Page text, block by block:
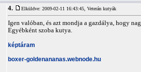
4. Elküldve: 2009-02-11 16:43:45, Veterán kutyák
Igen valóban, és azt mondja a gazdálya, hogy
Egyébként szoba kutya.
képtáram
boxer-goldenananas.webnode.hu